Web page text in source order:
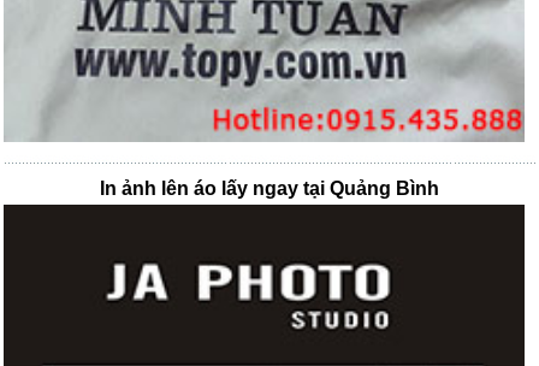
In ảnh lên áo lấy ngay tại Quảng Bình